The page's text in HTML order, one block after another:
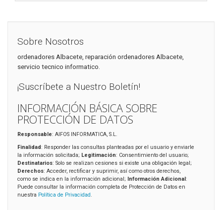
Sobre Nosotros
ordenadores Albacete, reparación ordenadores Albacete,
servicio tecnico informatico.
¡Suscríbete a Nuestro Boletín!
INFORMACIÓN BÁSICA SOBRE
PROTECCIÓN DE DATOS
Responsable: AIFOS INFORMATICA, S.L.
Finalidad: Responder las consultas planteadas por el usuario y enviarle
la información solicitada; Legitimación: Consentimiento del usuario;
Destinatarios: Solo se realizan cesiones si existe una obligación legal;
Derechos: Acceder, rectificar y suprimir, así como otros derechos,
como se indica en la información adicional;
Información Adicional :
Puede consultar la información completa de Protección de Datos en
nuestra Política de Privacidad .